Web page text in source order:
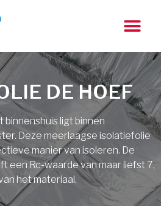
DE HOEF
ligt binnen
Deze meerlaagse isolatiefolie
manier van isoleren. De
een Rc-waarde van maar liefst 7,
het materiaal.